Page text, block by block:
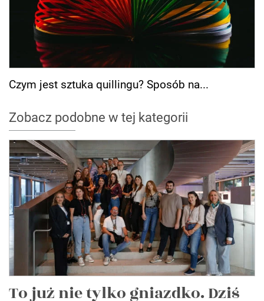
Czym jest sztuka quillingu? Sposób na...
Zobacz podobne w tej kategorii
To już nie tylko gniazdko. Dziś